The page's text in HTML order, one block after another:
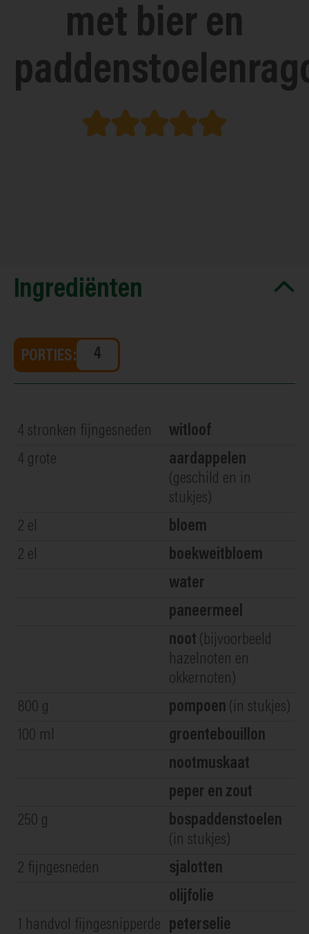
met bier en
Ingrediënten
PORTIES:
4 stronken fijngesneden
witloof
4 grote
aardappelen
(geschild en in
stukjes)
2 el
bloem
2 el
boekweitbloem
water
paneermeel
noot (bijvoorbeeld
hazelnoten en
okkernoten)
800 g pompoen (in stukjes)
100 ml
groentebouillon
nootmuskaat
peper en zout
250 g
bospaddenstoelen
(in stukjes)
2 fijngesneden
sjalotten
olijfolie
1 handvol fijngesnipperde peterselie